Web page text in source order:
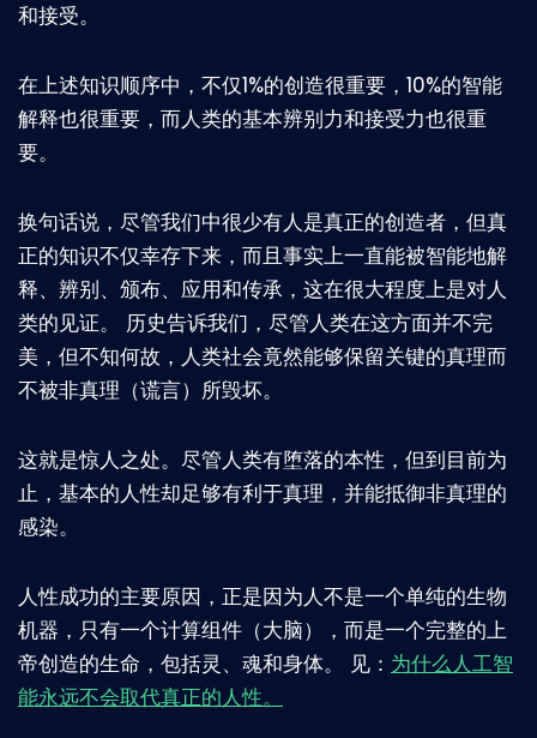
和接受。
在上述知识顺序中，不仅1%的创造很重要，10%的智能
解释也很重要，而人类的基本辨别力和接受力也很重
要。
换句话说，尽管我们中很少有人是真正的创造者，但真
正的知识不仅幸存下来，而且事实上一直能被智能地解
释、辨别、颁布、应用和传承，这在很大程度上是对人
类的见证。 历史告诉我们，尽管人类在这方面并不完
美，但不知何故，人类社会竟然能够保留关键的真理而
不被非真理（谎言）所毁坏。
这就是惊人之处。尽管人类有堕落的本性，但到目前为
止，基本的人性却足够有利于真理，并能抵御非真理的
感染。
人性成功的主要原因，正是因为人不是一个单纯的生物
机器，只有一个计算组件（大脑），而是一个完整的上
帝创造的生命，包括灵、魂和身体。 见： 为什么人工智
能永远不会取代真正的人性。